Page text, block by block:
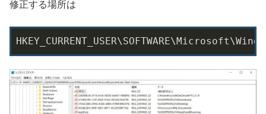
修正する場所は